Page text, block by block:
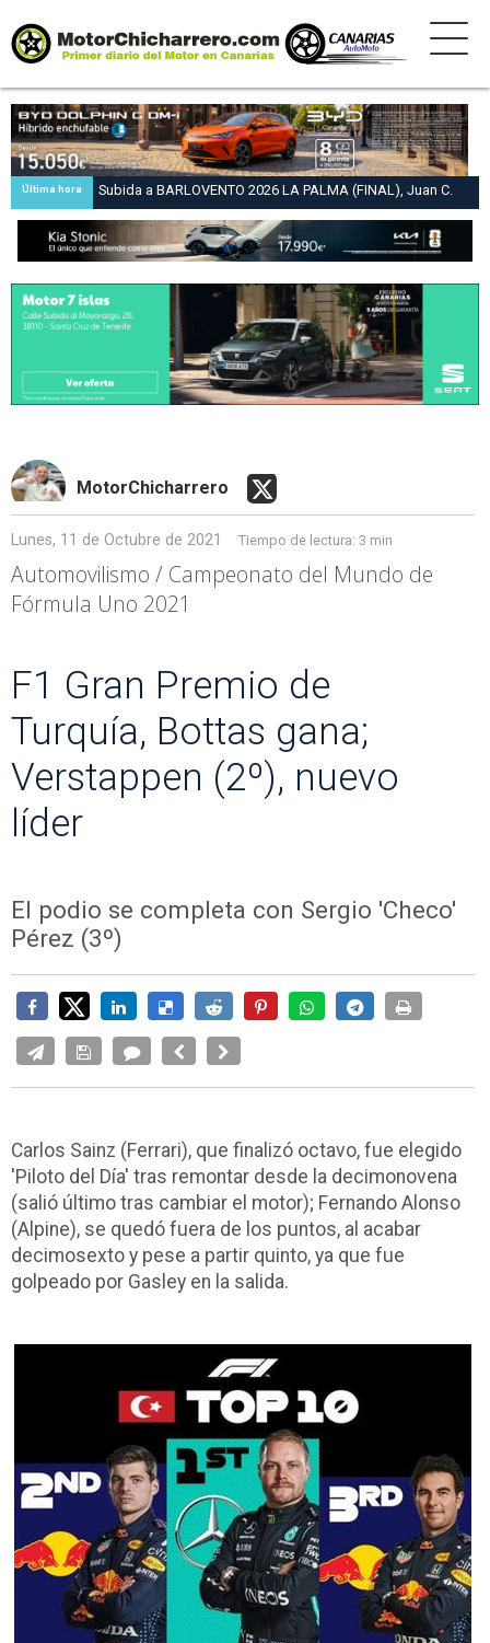
Última hora
Subida a BARLOVENTO 2026 LA PALMA (FINAL), Juan C.
Brito y Carlos A. Pérez hacen suya la victoria en la 47 Subida
a Barlovento
MotorChicharrero
Lunes, 11 de Octubre de 2021 Tiempo de lectura: 3 min
Automovilismo / Campeonato del Mundo de
Fórmula Uno 2021
F1 Gran Premio de
Turquía, Bottas gana;
Verstappen (2º), nuevo
líder
El podio se completa con Sergio 'Checo'
Pérez (3º)
Carlos Sainz (Ferrari), que finalizó octavo, fue elegido
'Piloto del Día' tras remontar desde la decimonovena
(salió último tras cambiar el motor); Fernando Alonso
(Alpine), se quedó fuera de los puntos, al acabar
decimosexto y pese a partir quinto, ya que fue
golpeado por Gasley en la salida.